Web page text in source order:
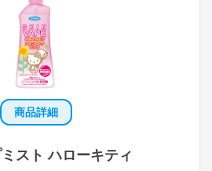
商品詳細
スト ハローキティ